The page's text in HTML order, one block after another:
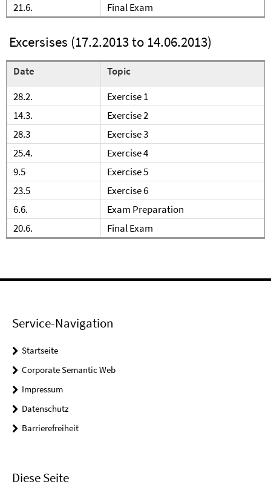
21.6.
Final Exam
Excersises (17.2.2013 to 14.06.2013)
Date
Topic
28.2.
Exercise 1
14.3.
Exercise 2
28.3
Exercise 3
25.4.
Exercise 4
9.5
Exercise 5
23.5
Exercise 6
6.6.
Exam Preparation
20.6.
Final Exam
Service-Navigation
Startseite
Corporate Semantic Web
Impressum
Datenschutz
Barrierefreiheit
Diese Seite